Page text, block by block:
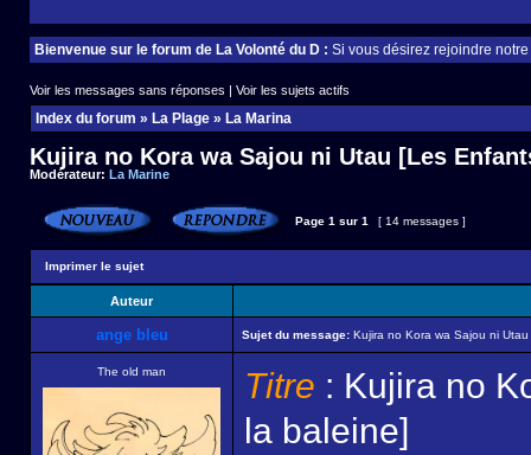
Bienvenue sur le forum de La Volonté du D : Si vous désirez rejoindre
Voir les messages sans réponses | Voir les sujets actifs
Index du forum » La Plage » La Marina
Kujira no Kora wa Sajou ni Utau [Les
Modérateur: La Marine
Page 1 sur 1 [ 14 messages ]
Imprimer le sujet
Auteur
ange bleu Sujet du message: Kujira no Kora wa Sajou ni
The old man Titre : Kujira no
la baleine]